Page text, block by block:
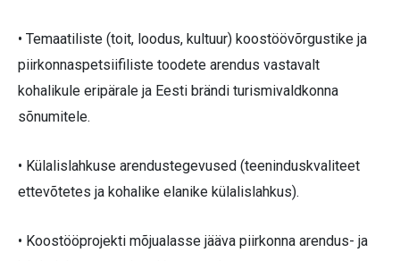
• Temaatiliste (toit, loodus, kultuur) koostöövõrgustike ja
piirkonnaspetsiifiliste toodete arendus vastavalt
kohalikule eripärale ja Eesti brändi turismivaldkonna
sõnumitele.
• Külalislahkuse arendustegevused (teeninduskvaliteet
ettevõtetes ja kohalike elanike külalislahkus).
• Koostööprojekti mõjualasse jääva piirkonna arendus- ja